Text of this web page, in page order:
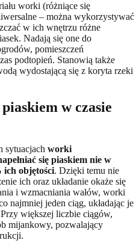
worki (różniące się
– można wykorzystywać
w ich wnętrzu różne
Nadają się one do
pomieszczeń
podtopień. Stanowią także
wydostającą się z koryta rzeki
w czasie
sytuacjach worki
się piaskiem nie w
ich objętości. Dzięki temu nie
ich oraz układanie okaże się
i wzmacniania wałów, worki
najmniej jeden ciąg, układając je
większej liczbie ciągów,
mijankowy, pozwalający